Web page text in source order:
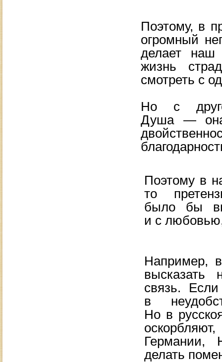
Поэтому, в
огромный
делает наш
жизнь
смотреть с
Но
с
Душа
—
Поэтому в
то
было
бы
и с
Например,
высказать
связь.
в
Но в
Германии,
делать